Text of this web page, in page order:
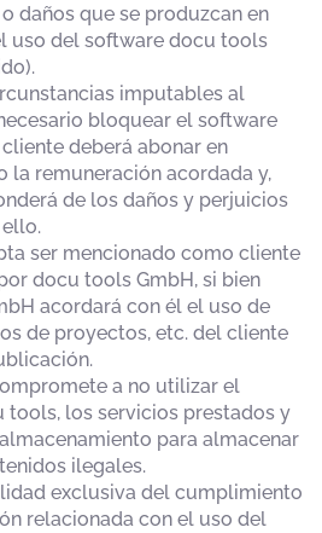
daños que se produzcan en
uso del software docu tools
imputables al
bloquear el software
deberá abonar en
la remuneración acordada y,
de los daños y perjuicios
ser mencionado como cliente
docu tools GmbH, si bien
acordará con él el uso de
de proyectos, etc. del cliente
a no utilizar el
tools, los servicios prestados y
para almacenar
ilegales.
exclusiva del cumplimiento
relacionada con el uso del